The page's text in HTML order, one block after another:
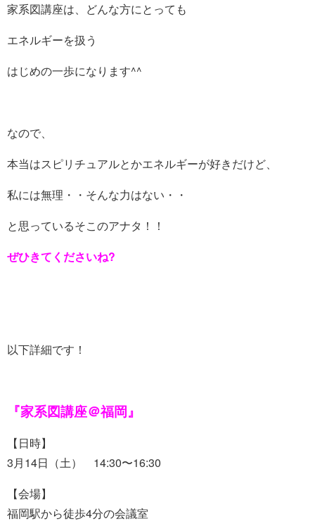
家系図講座は、どんな方にとっても
エネルギーを扱う
はじめの一歩になります^^
なので、
本当はスピリチュアルとかエネルギーが好きだけど、
私には無理・・そんな力はない・・
と思っているそこのアナタ！！
ぜひきてくださいね?
以下詳細です！
『家系図講座＠福岡』
【日時】
3月14日（土） 14:30〜16:30
【会場】
福岡駅から徒歩4分の会議室